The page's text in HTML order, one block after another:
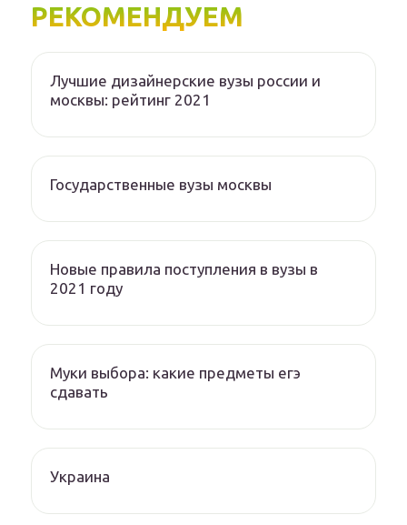
РЕКОМЕНДУЕМ
Лучшие дизайнерские вузы россии и
москвы: рейтинг 2021
Государственные вузы москвы
Новые правила поступления в вузы в
2021 году
Муки выбора: какие предметы егэ
сдавать
Украина